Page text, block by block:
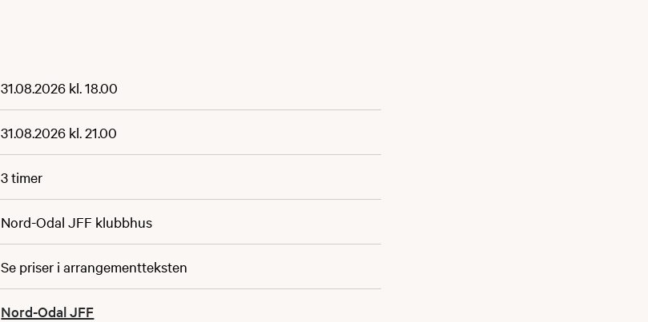
31.08.2026 kl. 18.00
31.08.2026 kl. 21.00
3 timer
Nord-Odal JFF klubbhus
Se priser i arrangementteksten
Nord-Odal JFF